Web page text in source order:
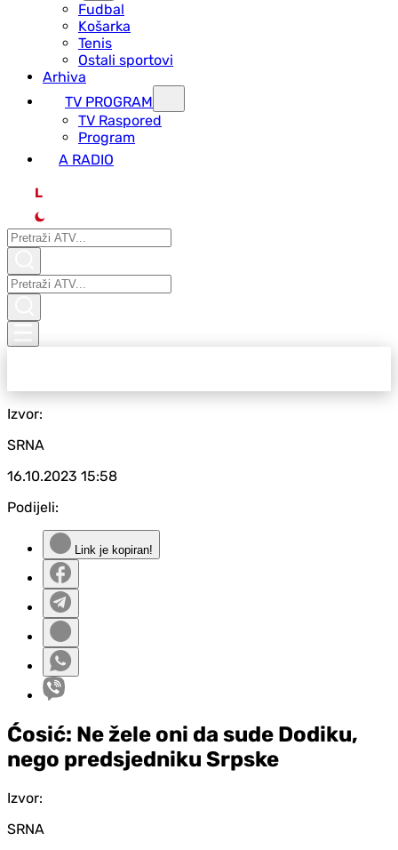
Fudbal
Košarka
Tenis
Ostali sportovi
Arhiva
TV PROGRAM
ТV Raspored
Program
A RADIO
L
Izvor:
SRNA
16.10.2023 15:58
Podijeli:
Link je kopiran!
Ćosić: Ne žele oni da sude Dodiku,
nego predsjedniku Srpske
Izvor:
SRNA